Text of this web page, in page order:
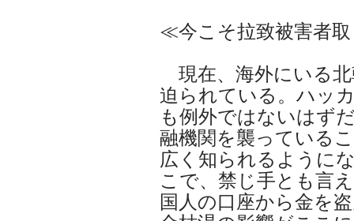
≪今こそ拉致被害者
現在、海外にいる北
迫られている。ハッ
も例外ではないはず
融機関を襲っている
広く知られるように
こで、禁じ手とも言
国人の口座から金を